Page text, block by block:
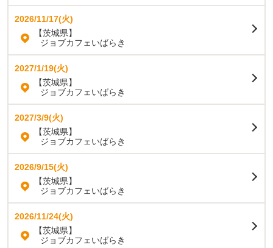
2026/11/17(火)
【茨城県】
ジョブカフェいばらき
2027/1/19(火)
【茨城県】
ジョブカフェいばらき
2027/3/9(火)
【茨城県】
ジョブカフェいばらき
2026/9/15(火)
【茨城県】
ジョブカフェいばらき
2026/11/24(火)
【茨城県】
ジョブカフェいばらき